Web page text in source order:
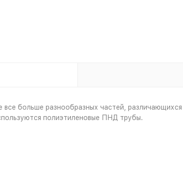
больше разнообразных частей,
полиэтиленовые ПНД трубы.